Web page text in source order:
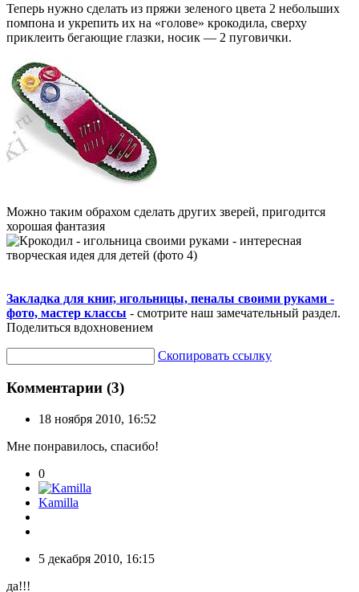
Теперь нужно сделать из пряжи зеленого цвета 2 небольших
помпона и укрепить их на «голове» крокодила, сверху
приклеить бегающие глазки, носик — 2 пуговички.
Можно таким обрахом сделать других зверей, пригодится
хорошая фантазия
Закладка для книг, игольницы, пеналы своими руками -
фото, мастер классы - смотрите наш замечательный раздел.
Поделиться вдохновением
Скопировать ссылку
Комментарии (3)
18 ноября 2010, 16:52
Мне понравилось, спасибо!
0
Kamilla
5 декабря 2010, 16:15
да!!!